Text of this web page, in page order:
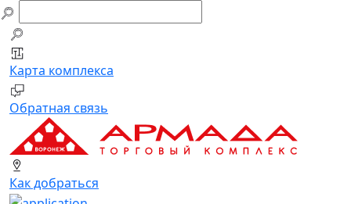
Карта комплекса
Обратная связь
Как добраться
E-mail
Телефон
Адрес сайта
Площадь, от (м2)
Виды деятельности
Телефон
Сообщение